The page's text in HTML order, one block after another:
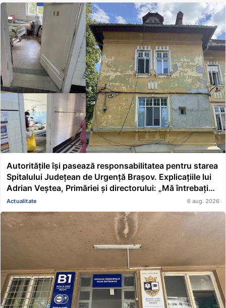
Autoritățile își pasează responsabilitatea pentru starea
Spitalului Județean de Urgență Brașov. Explicațiile lui
Adrian Veștea, Primăriei și directorului: „Mă întrebați
pe mine de ce nu s-au renovat în ultimii 36 de ani?”
Actualitate 6 aug. 2026